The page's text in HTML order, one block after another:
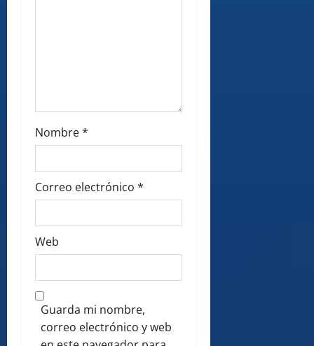
Nombre*
Correo electrónico *
Web
Guarda mi nombre,
correo electrónico y web